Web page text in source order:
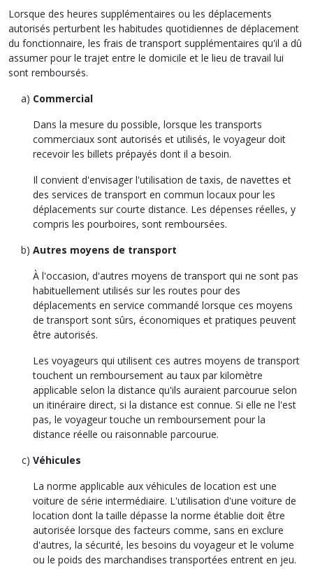
Lorsque des heures supplémentaires ou les déplacements
autorisés perturbent les habitudes quotidiennes de déplacement
du fonctionnaire, les frais de transport supplémentaires qu'il a dû
assumer pour le trajet entre le domicile et le lieu de travail lui
sont remboursés.
Commercial
Dans la mesure du possible, lorsque les transports
commerciaux sont autorisés et utilisés, le voyageur doit
recevoir les billets prépayés dont il a besoin.
Il convient d'envisager l'utilisation de taxis, de navettes et
des services de transport en commun locaux pour les
déplacements sur courte distance. Les dépenses réelles, y
compris les pourboires, sont remboursées.
Autres moyens de transport
À l'occasion, d'autres moyens de transport qui ne sont pas
habituellement utilisés sur les routes pour des
déplacements en service commandé lorsque ces moyens
de transport sont sûrs, économiques et pratiques peuvent
être autorisés.
Les voyageurs qui utilisent ces autres moyens de transport
touchent un remboursement au taux par kilomètre
applicable selon la distance qu'ils auraient parcourue selon
un itinéraire direct, si la distance est connue. Si elle ne l'est
pas, le voyageur touche un remboursement pour la
distance réelle ou raisonnable parcourue.
Véhicules
La norme applicable aux véhicules de location est une
voiture de série intermédiaire. L'utilisation d'une voiture de
location dont la taille dépasse la norme établie doit être
autorisée lorsque des facteurs comme, sans en exclure
d'autres, la sécurité, les besoins du voyageur et le volume
ou le poids des marchandises transportées entrent en jeu.